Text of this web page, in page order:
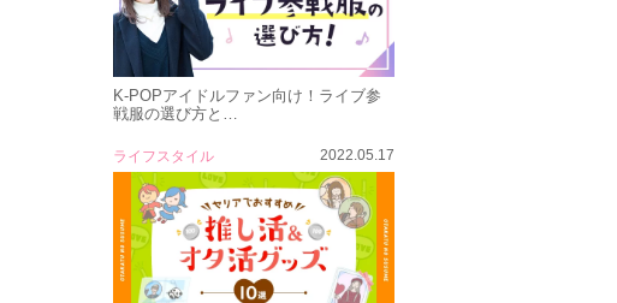
K-POPアイドルファン向け！ライブ参
戦服の選び方と…
ライフスタイル 2022.05.17